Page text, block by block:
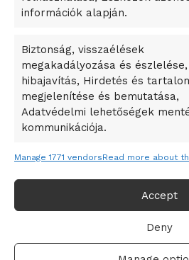
információk alapján.
Biztonság, visszaélések
megakadályozása és észlelése,
hibajavítás, Hirdetés és
megjelenítése és bemutatása,
Adatvédelmi lehetőségek
kommunikációja.
Manage 1771 vendorsRead more about
Accept
Deny
A Vajdasági Magyar Szövetség
Dzsingisz kán hódító hadjárata okozta
Kuramagomedov ötödik,
világkupa
Adatvédelmi irányelvek